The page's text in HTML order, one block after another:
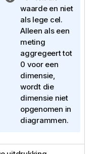
n
f
o
r
m
a
t
i
e
waarde en niet
als lege cel.
Alleen als een
meting
aggregeert tot
0 voor een
dimensie,
wordt die
dimensie niet
opgenomen in
diagrammen.